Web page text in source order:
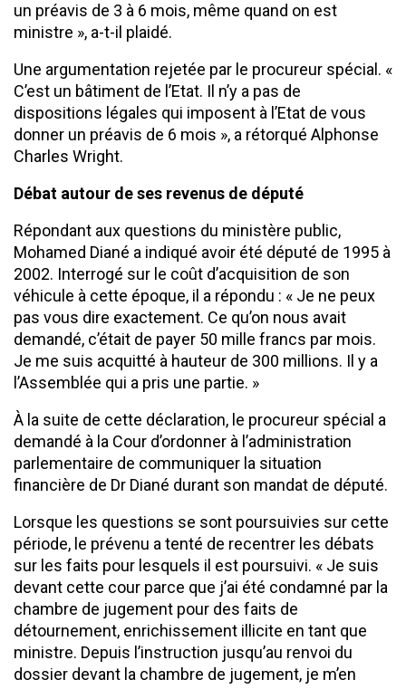
un préavis de 3 à 6 mois, même quand on est
ministre », a-t-il plaidé.
Une argumentation rejetée par le procureur spécial. «
C’est un bâtiment de l’Etat. Il n’y a pas de
dispositions légales qui imposent à l’Etat de vous
donner un préavis de 6 mois », a rétorqué Alphonse
Charles Wright.
Débat autour de ses revenus de député
Répondant aux questions du ministère public,
Mohamed Diané a indiqué avoir été député de 1995 à
2002. Interrogé sur le coût d’acquisition de son
véhicule à cette époque, il a répondu : « Je ne peux
pas vous dire exactement. Ce qu’on nous avait
demandé, c’était de payer 50 mille francs par mois.
Je me suis acquitté à hauteur de 300 millions. Il y a
l’Assemblée qui a pris une partie. »
À la suite de cette déclaration, le procureur spécial a
demandé à la Cour d’ordonner à l’administration
parlementaire de communiquer la situation
financière de Dr Diané durant son mandat de député.
Lorsque les questions se sont poursuivies sur cette
période, le prévenu a tenté de recentrer les débats
sur les faits pour lesquels il est poursuivi. « Je suis
devant cette cour parce que j’ai été condamné par la
chambre de jugement pour des faits de
détournement, enrichissement illicite en tant que
ministre. Depuis l’instruction jusqu’au renvoi du
dossier devant la chambre de jugement, je m’en